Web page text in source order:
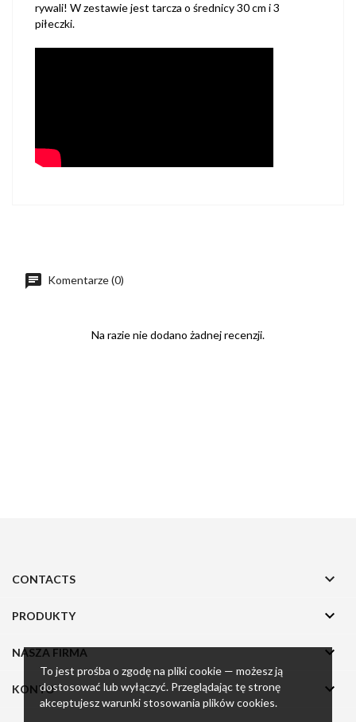
To jest prośba o zgodę na pliki cookie — możesz ją
dostosować lub wyłączyć. Przeglądając tę stronę
akceptujesz warunki stosowania plików cookies.
rywali! W zestawie jest tarcza o średnicy 30 cm i 3
piłeczki.
Komentarze (0)
Na razie nie dodano żadnej recenzji.
CONTACTS 
PRODUKTY 
NASZA FIRMA 
KONTO 